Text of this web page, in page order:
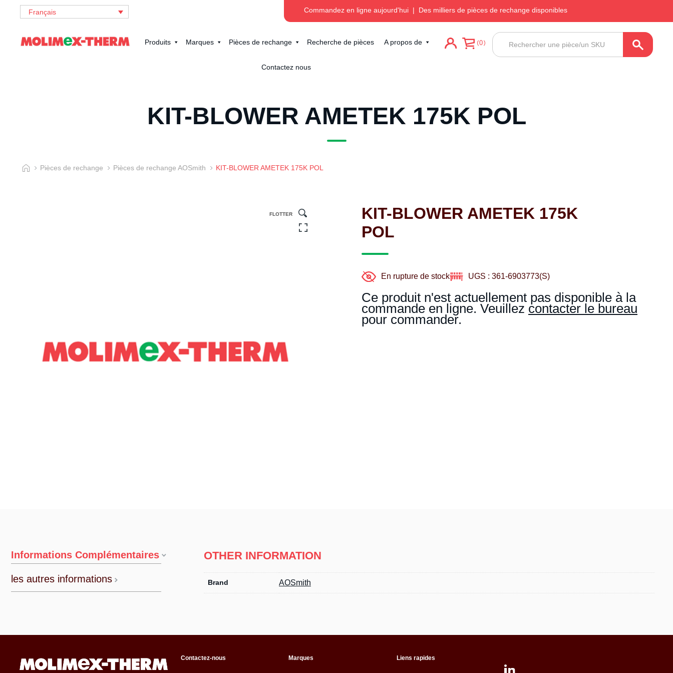
Français Commandez en ligne aujourd'hui| Des milliers de pièces de rechange disponibles
Produits Marques Pièces de rechange Recherche de pièces A propos de
Contactez nous
0
Recherche
de
produits
KIT-BLOWER AMETEK 175K POL
Pièces de rechange Pièces de rechange AOSmith KIT-BLOWER AMETEK 175K POL
FLOTTER
KIT-BLOWER AMETEK 175K
POL
En rupture de stock UGS : 361-6903773(S)
Ce produit n'est actuellement pas disponible à la
commande en ligne. Veuillez contacter le bureau
pour commander.
Informations Complémentaires
les autres informations
OTHER INFORMATION
Brand AOSmith
Contactez-nous Marques Liens rapides